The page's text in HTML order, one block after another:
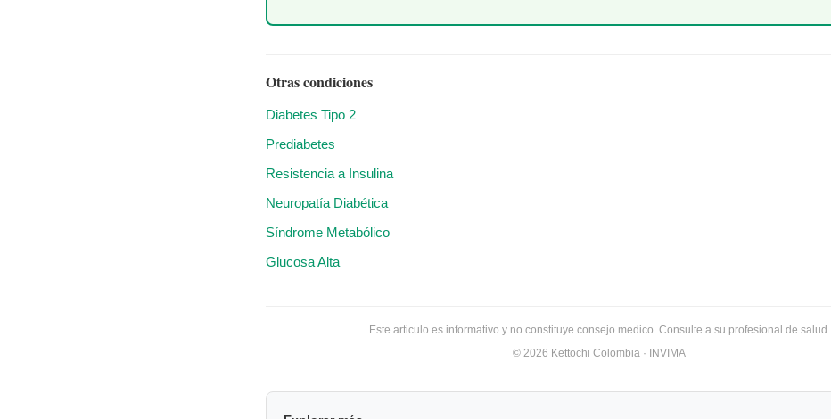
Otras condiciones
Diabetes Tipo 2
Prediabetes
Resistencia a Insulina
Neuropatía Diabética
Síndrome Metabólico
Glucosa Alta
Este articulo es informativo y no constituye consejo medico. Consulte a su profesional de salud.
© 2026 Kettochi Colombia · INVIMA